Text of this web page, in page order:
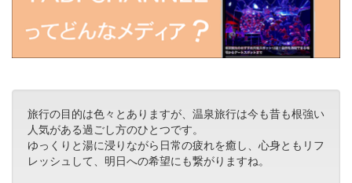
旅行の目的は色々とありますが、温泉旅行は今も昔も根強い
人気がある過ごし方のひとつです。
ゆっくりと湯に浸りながら日常の疲れを癒し、心身ともリフ
レッシュして、明日への希望にも繋がりますね。